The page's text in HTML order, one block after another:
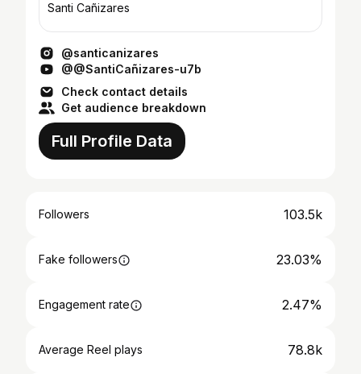
Santi Cañizares
@santicanizares
@@SantiCañizares-u7b
Check contact details
Get audience breakdown
Full Profile Data
Followers 103.5k
Fake followers 23.03%
Engagement rate 2.47%
Average Reel plays 78.8k